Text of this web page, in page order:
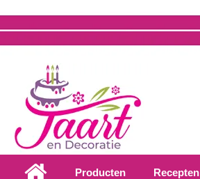
Producten Recepten